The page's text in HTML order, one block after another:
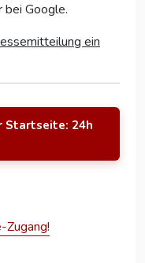
Google.
ein
Startseite: 24h